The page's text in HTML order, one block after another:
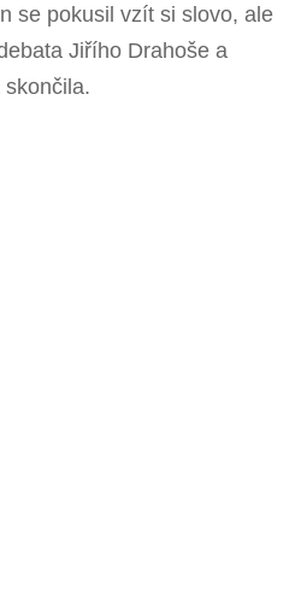
se pokusil vzít si slovo, ale
Jiřího Drahoše a